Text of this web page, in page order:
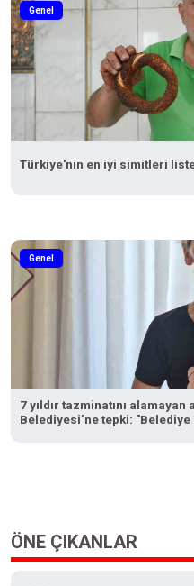
Genel
Türkiye'nin en iyi simitleri
Genel
7 yıldır tazminatını
Belediyesi’ne tepki: "Belediye
ÖNE ÇIKANLAR